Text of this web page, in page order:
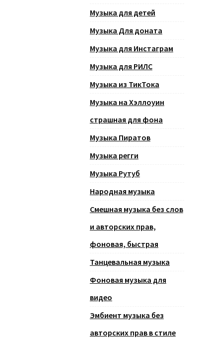
Музыка для детей
Музыка Для доната
Музыка для Инстаграм
Музыка для РИЛС
Музыка из ТикТока
Музыка на Хэллоуин
страшная для фона
Музыка Пиратов
Музыка регги
Музыка Рутуб
Народная музыка
Смешная музыка без слов
и авторских прав,
фоновая, быстрая
Танцевальная музыка
Фоновая музыка для
видео
Эмбиент музыка без
авторских прав в стиле